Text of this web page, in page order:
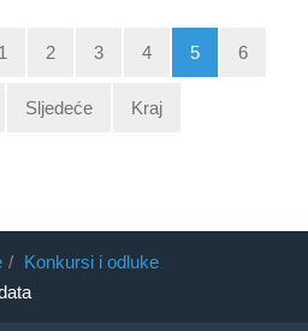
1 2 3 4 5 6
Sljedeće Kraj
Konkursi i odluke